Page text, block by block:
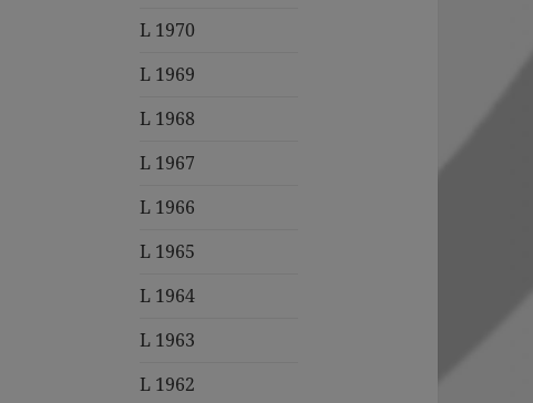
L 1970
L 1969
L 1968
L 1967
L 1966
L 1965
L 1964
L 1963
L 1962